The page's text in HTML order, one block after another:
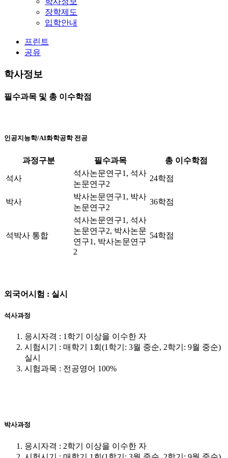
장학제도
입학안내
프린트
공유
학사정보
필수과목 및 총 이수학점
인공지능학/AI화학공학 전공
과정구분 필수과목 총 이수학점
석사
석사논문연구1, 석사
논문연구2
24학점
박사
박사논문연구1, 박사
논문연구2
36학점
석박사 통합
석사논문연구1, 석사
논문연구2, 박사논문
연구1, 박사논문연구
2
54학점
외국어시험 : 실시
석사과정
응시자격 : 1학기 이상을 이수한 자
시험시기 : 매학기 1회(1학기: 3월 중순, 2학기: 9월 중순)
실시
시험과목 : 전공영어 100%
박사과정
응시자격 : 2학기 이상을 이수한 자